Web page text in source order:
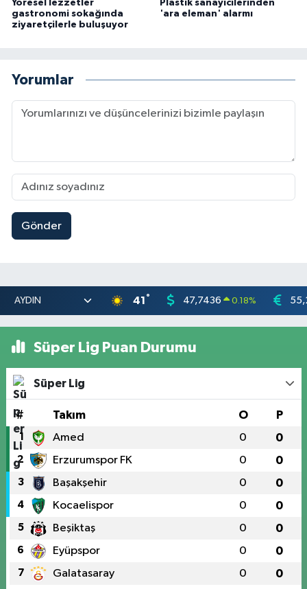
Yöresel lezzetler
gastronomi sokağında
ziyaretçilerle buluşuyor
Plastik sanayicilerinden
'ara eleman' alarmı
Yorumlar
Gönder
41 ° 47,7436 0.18%
Süper Lig Puan Durumu
Süper Lig
# Takım O P
1 Amed 0 0
2 Erzurumspor FK 0 0
3 Başakşehir 0 0
4 Kocaelispor 0 0
5 Beşiktaş 0 0
6 Eyüpspor 0 0
7 Galatasaray 0 0